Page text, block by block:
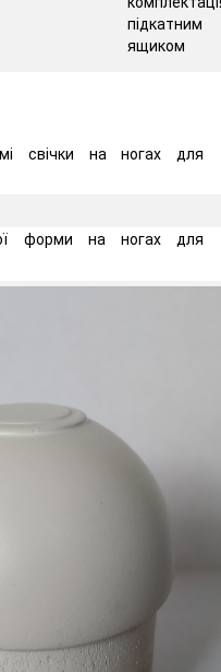
підкатним
ящиком
свічки на ногах для
форми на ногах для